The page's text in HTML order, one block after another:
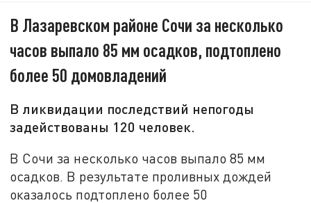
В Лазаревском районе Сочи за несколько
часов выпало 85 мм осадков, подтоплено
более 50 домовладений
В ликвидации последствий непогоды
задействованы 120 человек.
В Сочи за несколько часов выпало 85 мм
осадков. В результате проливных дождей
оказалось подтоплено более 50